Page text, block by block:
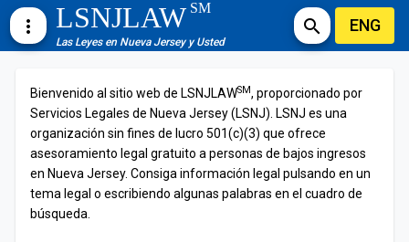
more_vert LSNJLAWSM
Las Leyes en Nueva Jersey y Usted
search ENG
Bienvenido al sitio web de LSNJLAWSM, proporcionado por
Servicios Legales de Nueva Jersey (LSNJ). LSNJ es una
organización sin fines de lucro 501(c)(3) que ofrece
asesoramiento legal gratuito a personas de bajos ingresos
en Nueva Jersey. Consiga información legal pulsando en un
tema legal o escribiendo algunas palabras en el cuadro de
búsqueda.